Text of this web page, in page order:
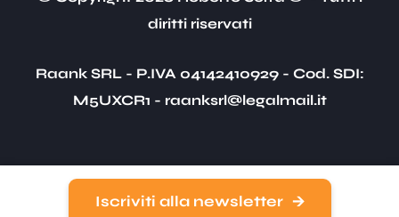
Iscriviti alla newsletter
diritti riservati
Raank SRL - P.IVA 04142410929 - Cod. SDI:
M5UXCR1 - raanksrl@legalmail.it
Privacy & Cookie Policy